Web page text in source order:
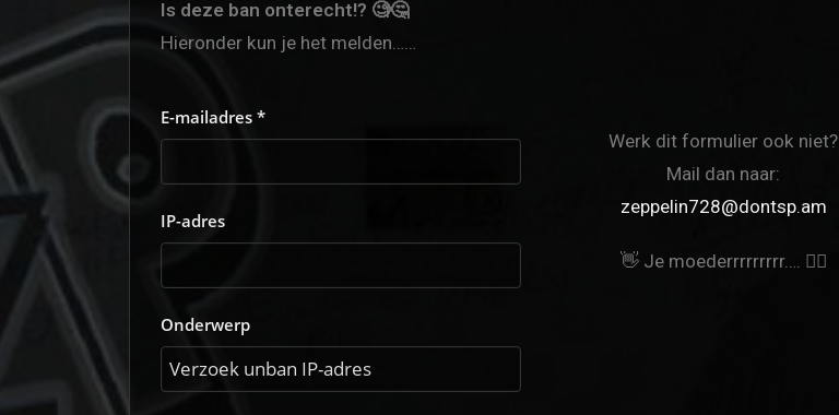
Is deze ban onterecht!? 🧐🤔
Hieronder kun je het melden……
E-mailadres *
IP-adres
Onderwerp
Werk dit formulier ook niet?
Mail dan naar:
zeppelin728@dontsp.am
👋 Je moederrrrrrrrr…. 🙋‍♀